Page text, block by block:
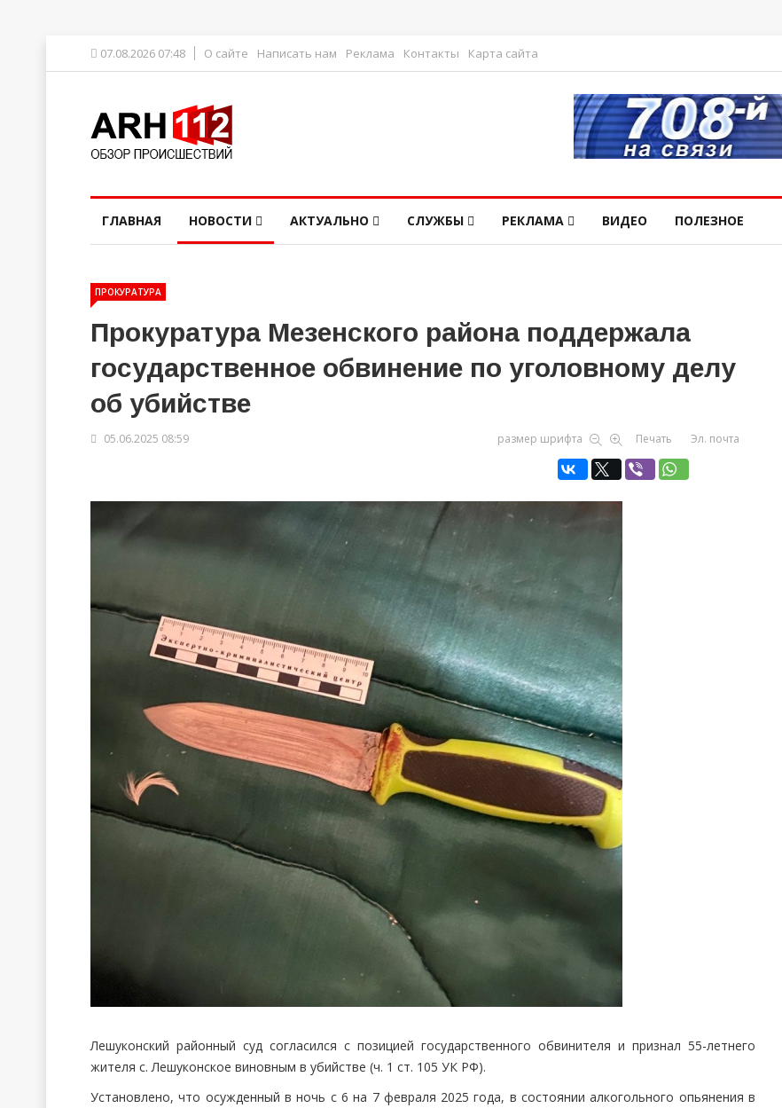
07.08.2026 07:48 О сайте Написать нам Реклама Контакты Карта сайта
ГЛАВНАЯ НОВОСТИ АКТУАЛЬНО СЛУЖБЫ РЕКЛАМА ВИДЕО ПОЛЕЗНОЕ
ПРОКУРАТУРА
Прокуратура Мезенского района поддержала
государственное обвинение по уголовному делу
об убийстве
05.06.2025 08:59 размер шрифта Печать Эл. почта
Лешуконский районный суд согласился с позицией государственного обвинителя и признал 55-летнего
жителя с. Лешуконское виновным в убийстве (ч. 1 ст. 105 УК РФ).
Установлено, что осужденный в ночь с 6 на 7 февраля 2025 года, в состоянии алкогольного опьянения в